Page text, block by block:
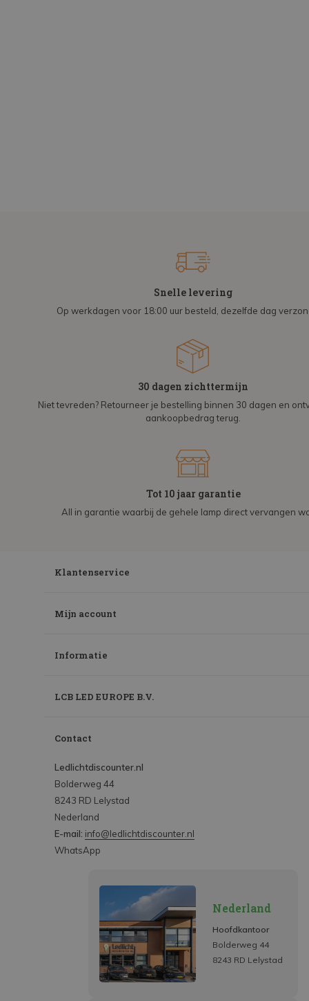
Snelle levering
Op werkdagen voor 18:00 uur besteld, dezelfde dag
30 dagen zichttermijn
Niet tevreden? Retourneer je bestelling binnen 30 dagen en
aankoopbedrag terug.
Tot 10 jaar garantie
All in garantie waarbij de gehele lamp direct vervangen
Klantenservice
Mijn account
Informatie
LCB LED EUROPE B.V.
Contact
Ledlichtdiscounter.nl
Bolderweg 44
8243 RD Lelystad
Nederland
E-mail: info@ledlichtdiscounter.nl
WhatsApp
Nederland
Hoofdkantoor
Bolderweg 44
8243 RD Lelystad